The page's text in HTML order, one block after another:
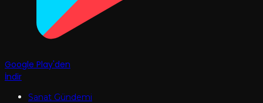
Google Play'den
İndir
Sanat Gündemi